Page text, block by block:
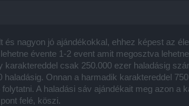
nagyon jó ajándékokkal, ehhez képest az
évente 1-2 event amit megosztva
csak 250.000 ezer haladásig
Onnan a harmadik karaktereddel
A haladási sáv ajándékait meg azon a
felé, köszi.